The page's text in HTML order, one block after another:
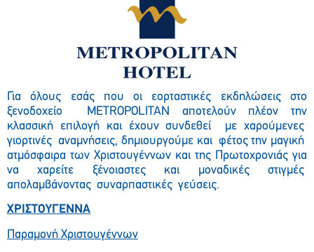
Για όλους εσάς που οι εορταστικές εκδηλώσεις στο
ξενοδοχείο METROPOLITAN αποτελούν πλέον την
κλασσική επιλογή και έχουν συνδεθεί με χαρούμενες
γιορτινές αναμνήσεις, δημιουργούμε και φέτος την μαγική
ατμόσφαιρα των Χριστουγέννων και της Πρωτοχρονιάς για
να χαρείτε ξένοιαστες και μοναδικές στιγμές
απολαμβάνοντας συναρπαστικές γεύσεις.
ΧΡΙΣΤΟΥΓΕΝΝΑ
Παραμονή Χριστουγέννων